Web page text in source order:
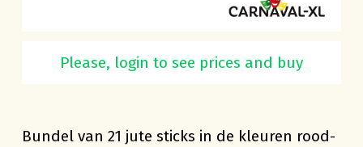
Jute sticks rood-geel-groen 1 meter
Please, login to see prices and buy
Bundel van 21 jute sticks in de kleuren rood-